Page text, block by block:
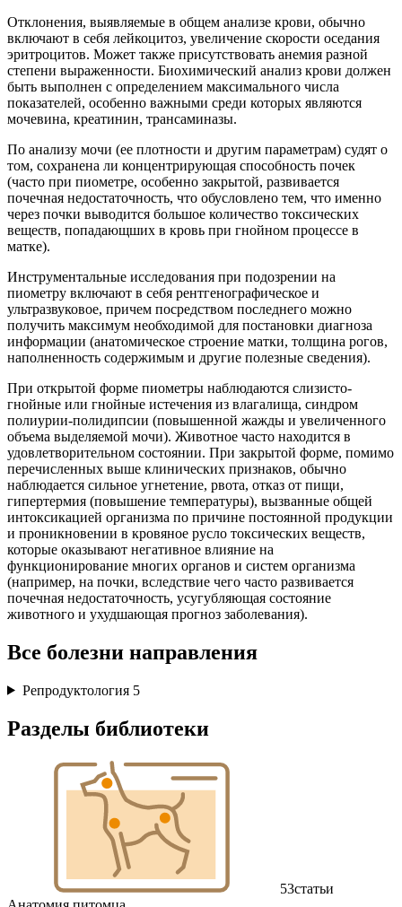
Отклонения, выявляемые в общем анализе крови, обычно
включают в себя лейкоцитоз, увеличение скорости оседания
эритроцитов. Может также присутствовать анемия разной
степени выраженности. Биохимический анализ крови должен
быть выполнен с определением максимального числа
показателей, особенно важными среди которых являются
мочевина, креатинин, трансаминазы.
По анализу мочи (ее плотности и другим параметрам) судят о
том, сохранена ли концентрирующая способность почек
(часто при пиометре, особенно закрытой, развивается
почечная недостаточность, что обусловлено тем, что именно
через почки выводится большое количество токсических
веществ, попадающших в кровь при гнойном процессе в
матке).
Инструментальные исследования при подозрении на
пиометру включают в себя рентгенографическое и
ультразвуковое, причем посредством последнего можно
получить максимум необходимой для постановки диагноза
информации (анатомическое строение матки, толщина рогов,
наполненность содержимым и другие полезные сведения).
При открытой форме пиометры наблюдаются слизисто-
гнойные или гнойные истечения из влагалища, синдром
полиурии-полидипсии (повышенной жажды и увеличенного
объема выделяемой мочи). Животное часто находится в
удовлетворительном состоянии. При закрытой форме, помимо
перечисленных выше клинических признаков, обычно
наблюдается сильное угнетение, рвота, отказ от пищи,
гипертермия (повышение температуры), вызванные общей
интоксикацией организма по причине постоянной продукции
и проникновении в кровяное русло токсических веществ,
которые оказывают негативное влияние на
функционирование многих органов и систем организма
(например, на почки, вследствие чего часто развивается
почечная недостаточность, усугубляющая состояние
животного и ухудшающая прогноз заболевания).
Все болезни направления
Репродуктология 5
Разделы библиотеки
53статьи